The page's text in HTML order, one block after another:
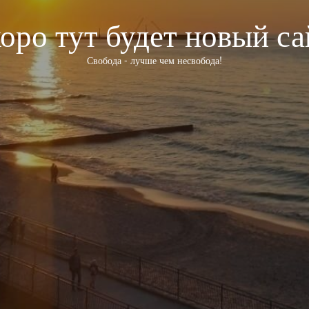
тут будет новый
Свобода - лучше чем несвобода!